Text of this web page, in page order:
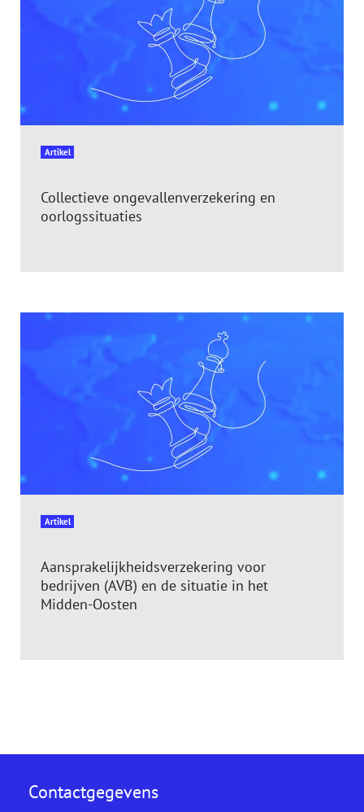
Artikel
Collectieve ongevallenverzekering en
oorlogssituaties
Artikel
Aansprakelijkheidsverzekering voor
bedrijven (AVB) en de situatie in het
Midden-Oosten
Contactgegevens